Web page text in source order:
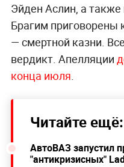
Эйден Аслин, а
Брагим приговорены
— смертной казни.
вердикт. Апелляции
конца июля.
Читайте ещё:
АвтоВАЗ запустил
"антикризисных"